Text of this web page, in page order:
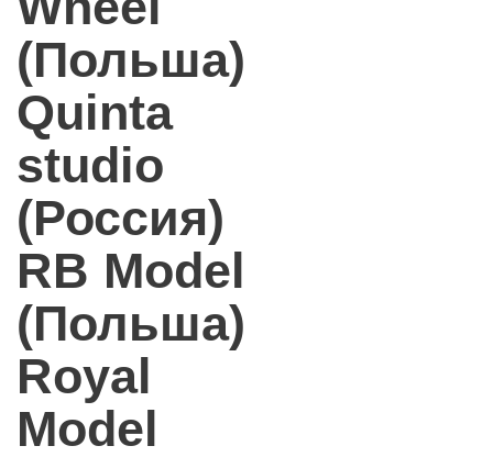
(Польша)
Quinta
studio
(Россия)
RB Model
(Польша)
Royal
Model